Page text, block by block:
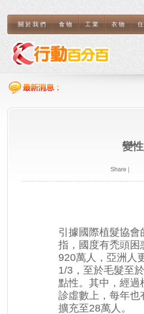
關於我們 食物 工業 衣物
變
Share
引據國際植髮協會
指，國度有禿頭困
920萬人，亞洲人
1/3，至於毛髮至
點性。其中，經過
診虛數上，每年
擴充至28萬人。